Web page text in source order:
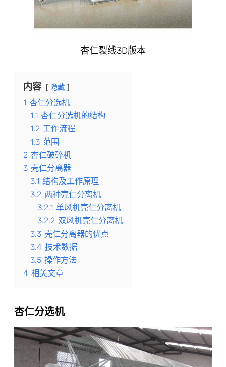
杏仁裂线3D版本
内容 隐藏
1 杏仁分选机
1.1 杏仁分选机的结构
1.2 工作流程
1.3 范围
2 杏仁破碎机
3 壳仁分离器
3.1 结构及工作原理
3.2 两种壳仁分离机
3.2.1 单风机壳仁分离机
3.2.2 双风机壳仁分离机
3.3 壳仁分离器的优点
3.4 技术数据
3.5 操作方法
4 相关文章
杏仁分选机